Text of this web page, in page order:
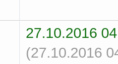
27.10.2016
(27.10.2016